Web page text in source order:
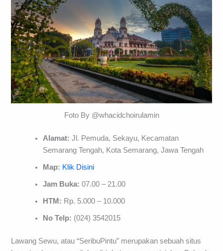
Foto By @whacidchoirulamin
Alamat:Jl. Pemuda, Sekayu, Kecamatan
Semarang Tengah, Kota Semarang, Jawa Tengah
Map: Klik Disini
Jam Buka:07.00 – 21.00
HTM: Rp. 5.000 – 10.000
No Telp: (024) 3542015
Lawang Sewu, atau “SeribuPintu” merupakan sebuah situs